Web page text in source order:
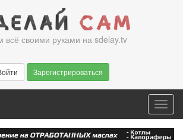
всё своими руками на sdelay.tv
Зарегистрироваться